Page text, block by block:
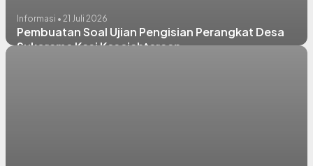
Informasi • 21 Juli 2026
Pembuatan Soal Ujian Pengisian Perangkat Desa
Sukorame Kasi Kesejahteraan